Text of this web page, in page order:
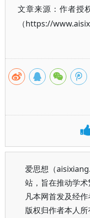
文章来源：作者授
（https://
爱思想（
站，旨在推动学术
凡本网首发及经
版权归作者本人